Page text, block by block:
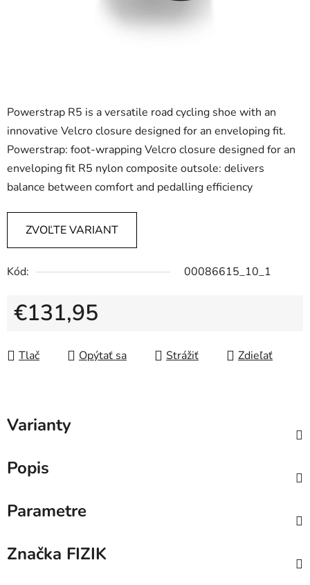
Powerstrap R5 is a versatile road cycling shoe with an
innovative Velcro closure designed for an enveloping fit.
Powerstrap: foot-wrapping Velcro closure designed for an
enveloping fit R5 nylon composite outsole: delivers
balance between comfort and pedalling efficiency
ZVOĽTE VARIANT
Kód: 00086615_10_1
€131,95
Tlač
Opýtať sa Strážiť Zdieľať
Varianty
Popis
Parametre
Značka FIZIK